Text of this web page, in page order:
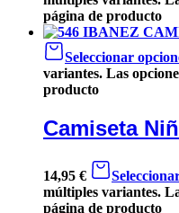
página de producto
Seleccionar
variantes. Las
producto
Camiseta
14,95 €
múltiples variantes.
página de producto